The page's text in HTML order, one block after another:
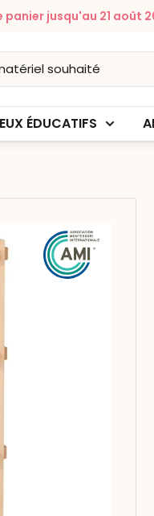
jusqu'au 21 août
ÉDUCATIFS